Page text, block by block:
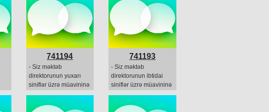
741194
- Siz məktəb
direktorunun yuxarı
siniflər üzrə müavininə
zəng etmisiniz
741193
- Siz məktəb
direktorunun ibtidai
siniflər üzrə müavininə
zəng etmisiniz